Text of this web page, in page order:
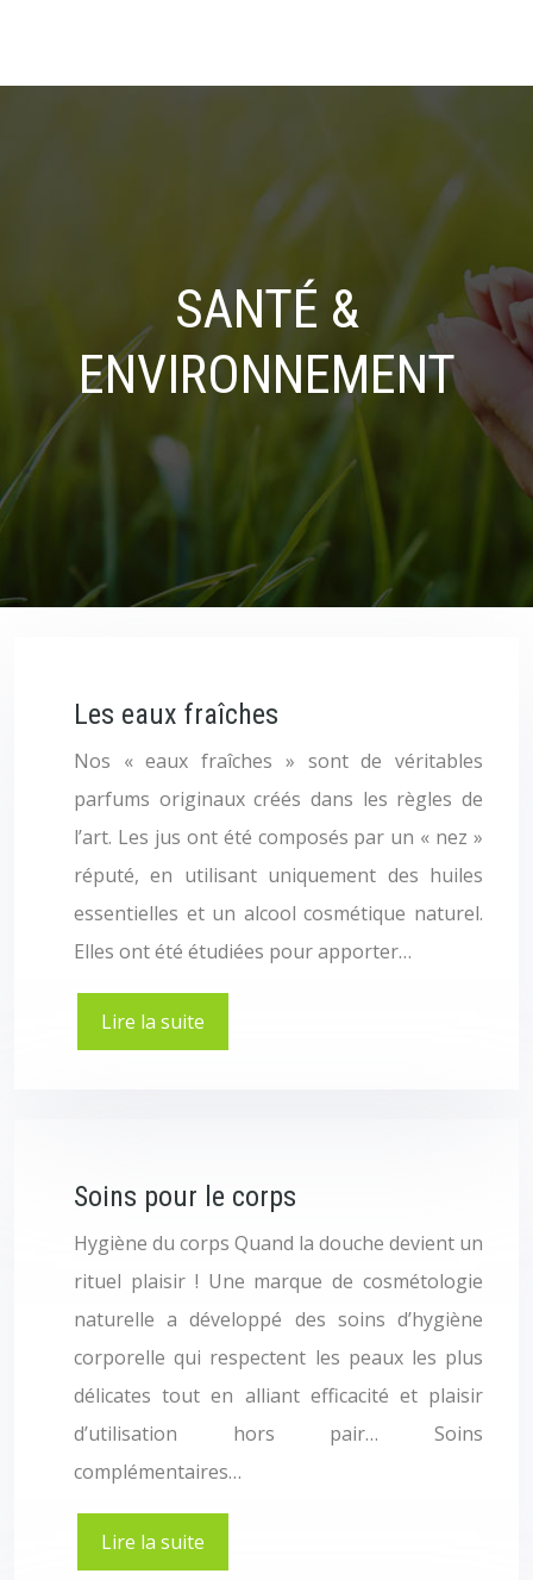
SANTÉ &
ENVIRONNEMENT
Les eaux fraîches
Nos « eaux fraîches » sont de véritables
parfums originaux créés dans les règles de
l’art. Les jus ont été composés par un « nez »
réputé, en utilisant uniquement des huiles
essentielles et un alcool cosmétique naturel.
Elles ont été étudiées pour apporter…
Lire la suite
Soins pour le corps
Hygiène du corps Quand la douche devient un
rituel plaisir ! Une marque de cosmétologie
naturelle a développé des soins d’hygiène
corporelle qui respectent les peaux les plus
délicates tout en alliant efficacité et plaisir
d’utilisation hors pair… Soins
complémentaires…
Lire la suite